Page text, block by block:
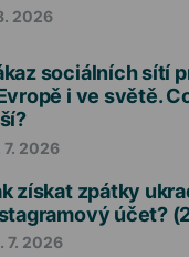
2026
sociálních sítí
i ve světě.
7. 2026
získat zpátky
účet?
7. 2026